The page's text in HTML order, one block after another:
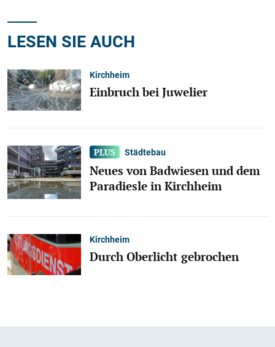
LESEN SIE AUCH
Kirchheim
Einbruch bei Juwelier
Städtebau
Neues von Badwiesen und dem
Paradiesle in Kirchheim
Kirchheim
Durch Oberlicht gebrochen